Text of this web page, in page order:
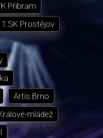
Příbram
1.SK Prostějov
Artis Brno
mládež